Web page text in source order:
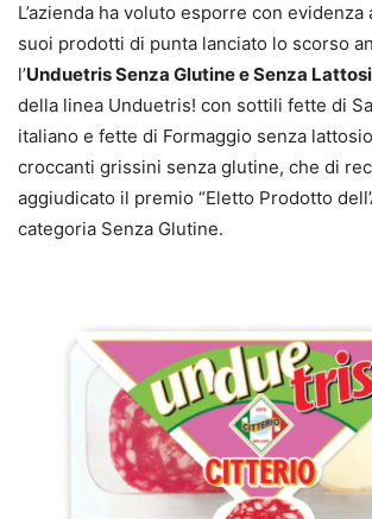
L’azienda ha voluto esporre con evidenza
suoi prodotti di punta lanciato lo scorso
l’Unduetris Senza Glutine e Senza
della linea Unduetris! con sottili fette di
italiano e fette di Formaggio senza
croccanti grissini senza glutine, che di
aggiudicato il premio “Eletto Prodotto
categoria Senza Glutine.